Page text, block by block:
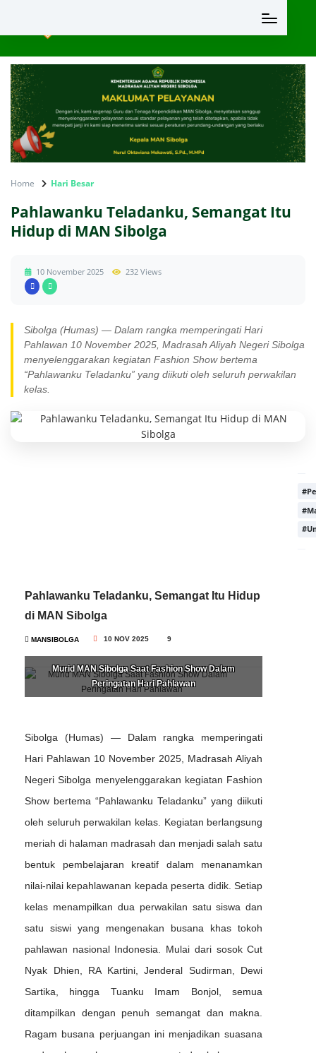
Home Hari Besar
Pahlawanku Teladanku, Semangat Itu
Hidup di MAN Sibolga
10 November 2025 232 Views
Sibolga (Humas) — Dalam rangka memperingati Hari
Pahlawan 10 November 2025, Madrasah Aliyah Negeri Sibolga
menyelenggarakan kegiatan Fashion Show bertema
“Pahlawanku Teladanku” yang diikuti oleh seluruh perwakilan
kelas.
Pahlawanku Teladanku, Semangat Itu Hidup
di MAN Sibolga
MANSIBOLGA 10 NOV 2025 9
Murid MAN Sibolga Saat Fashion Show Dalam
Peringatan Hari Pahlawan
Sibolga (Humas) — Dalam rangka memperingati
Hari Pahlawan 10 November 2025, Madrasah Aliyah
Negeri Sibolga menyelenggarakan kegiatan Fashion
Show bertema “Pahlawanku Teladanku” yang diikuti
oleh seluruh perwakilan kelas. Kegiatan berlangsung
meriah di halaman madrasah dan menjadi salah satu
bentuk pembelajaran kreatif dalam menanamkan
nilai-nilai kepahlawanan kepada peserta didik. Setiap
kelas menampilkan dua perwakilan satu siswa dan
satu siswi yang mengenakan busana khas tokoh
pahlawan nasional Indonesia. Mulai dari sosok Cut
Nyak Dhien, RA Kartini, Jenderal Sudirman, Dewi
Sartika, hingga Tuanku Imam Bonjol, semua
ditampilkan dengan penuh semangat dan makna.
Ragam busana perjuangan ini menjadikan suasana